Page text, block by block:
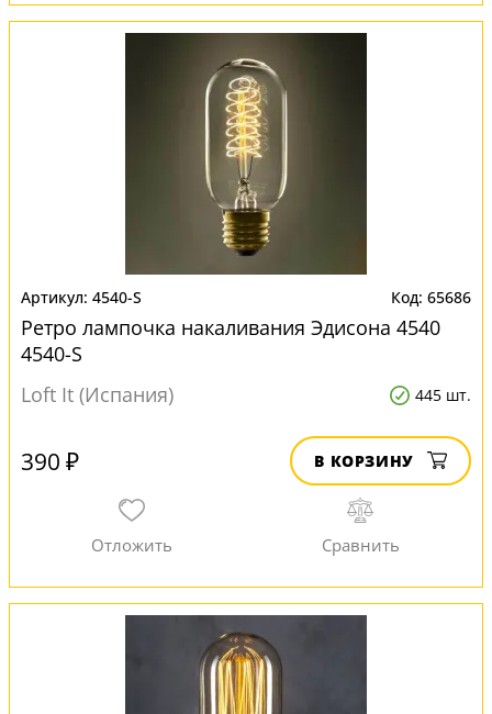
4540-S 65686
Ретро лампочка накаливания Эдисона 4540
4540-S
Loft It (Испания)
445 шт.
390 ₽ В КОРЗИНУ